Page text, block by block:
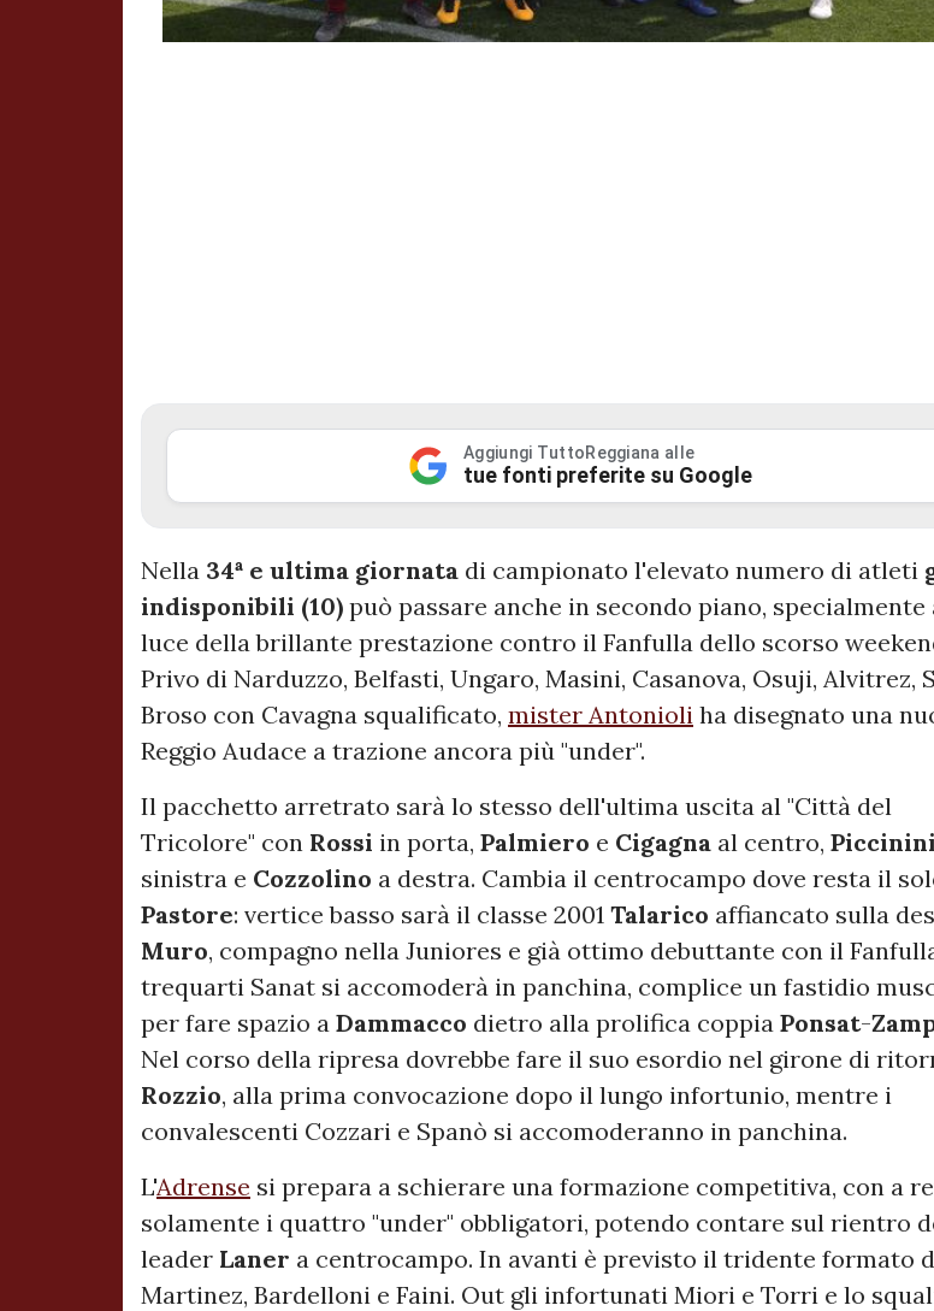
Aggiungi TuttoReggiana alle
tue fonti preferite su Google
Nella 34ª e ultima giornata di campionato l'elevato numero di atleti
indisponibili (10) può passare anche in secondo piano, specialmente
luce della brillante prestazione contro il Fanfulla dello scorso
Privo di Narduzzo, Belfasti, Ungaro, Masini, Casanova, Osuji, Alvitrez,
Broso con Cavagna squalificato, mister Antonioli ha disegnato una
Reggio Audace a trazione ancora più "under".
Il pacchetto arretrato sarà lo stesso dell'ultima uscita al "Città del
Tricolore" con Rossi in porta, Palmiero e Cigagna al centro, Piccinini
sinistra e Cozzolino a destra. Cambia il centrocampo dove resta il
Pastore: vertice basso sarà il classe 2001 Talarico affiancato sulla
Muro, compagno nella Juniores e già ottimo debuttante con il
trequarti Sanat si accomoderà in panchina, complice un fastidio
per fare spazio a Dammacco dietro alla prolifica coppia Ponsat-
Nel corso della ripresa dovrebbe fare il suo esordio nel girone di
Rozzio, alla prima convocazione dopo il lungo infortunio, mentre i
convalescenti Cozzari e Spanò si accomoderanno in panchina.
L'Adrense si prepara a schierare una formazione competitiva, con a
solamente i quattro "under" obbligatori, potendo contare sul rientro
leader Laner a centrocampo. In avanti è previsto il tridente formato
Martinez, Bardelloni e Faini. Out gli infortunati Miori e Torri e lo